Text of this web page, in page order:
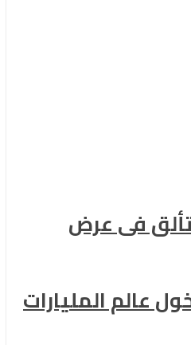
فى عرض
عالم المليارات